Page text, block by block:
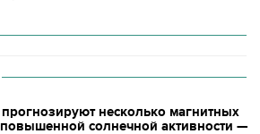
несколько магнитных
солнечной активности —